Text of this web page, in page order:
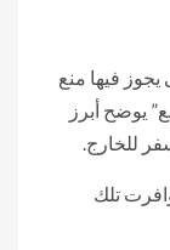
فيها منع
يوضح أبرز
للخارج.
تلك